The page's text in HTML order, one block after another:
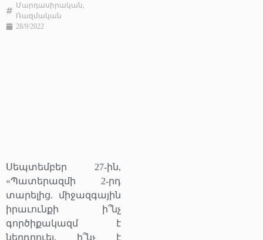
Մարդասիրական,
Ռազմական
28/9/2022
Սեպտեմբեր 27-ին,
«Պատերազմի 2-րդ
տարելից. միջազգային
իրաւունքի ի՞նչ
գործիքակազմ է
ներդրուել, ի՞նչ է